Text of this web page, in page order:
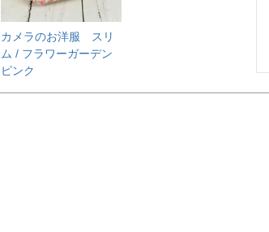
カメラのお洋服 スリ
ム / フラワーガーデン
ピンク